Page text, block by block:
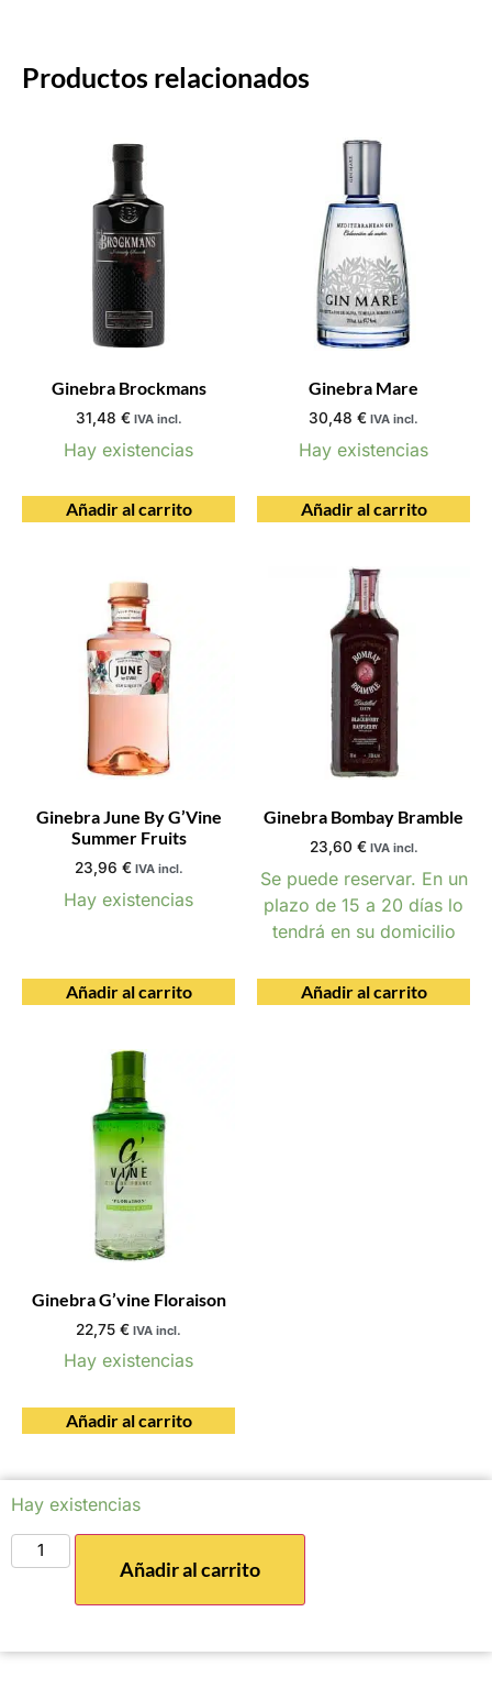
Productos relacionados
Ginebra Brockmans
31,48 € IVA incl.
Hay existencias
Añadir al carrito
Ginebra Mare
30,48 € IVA incl.
Hay existencias
Añadir al carrito
Ginebra June By G’Vine
Summer Fruits
23,96 € IVA incl.
Hay existencias
Añadir al carrito
Ginebra Bombay Bramble
23,60 € IVA incl.
Se puede reservar. En un
plazo de 15 a 20 días lo
tendrá en su domicilio
Añadir al carrito
Ginebra G’vine Floraison
22,75 € IVA incl.
Hay existencias
Añadir al carrito
Hay existencias
Añadir al carrito